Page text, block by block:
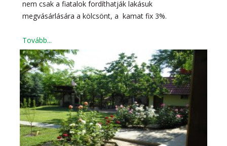
nem csak a fiatalok fordíthatják lakásuk
megvásárlására a kölcsönt, a kamat fix 3%.
Tovább...